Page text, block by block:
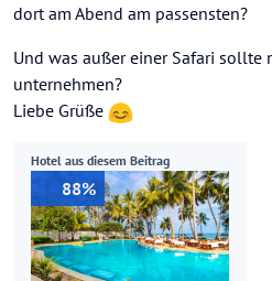
dort am Abend am passensten?
Und was außer einer Safari
unternehmen?
Liebe Grüße
Hotel aus diesem Beitrag
88%